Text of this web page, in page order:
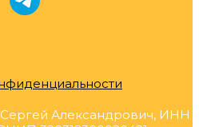
Александрович, ИНН